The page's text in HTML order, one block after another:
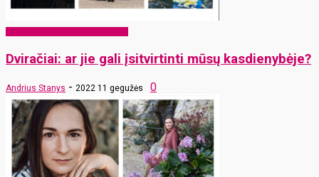
Dviračiai: ar jie gali įsitvirtinti mūsų kasdienybėje?
Andrius Stanys - 2022 11 gegužės 0